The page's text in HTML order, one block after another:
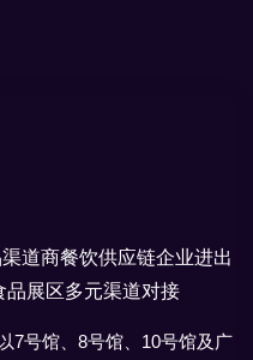
道商餐饮供应链企业进出
品展区多元渠道对接
7号馆、8号馆、10号馆及广